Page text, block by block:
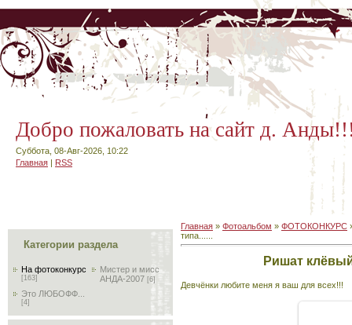
Добро пожаловать на сайт д.
Суббота, 08-Авг-2026, 10:22
Главная | RSS
Категории раздела
На фотоконкурс
[163]
Мистер и мисс
АНДА-2007 [6]
Это ЛЮБОФФ...
[4]
Главная » Фотоальбом » ФОТОКОНКУРС
типа......
Ришат
Девчёнки любите меня я ваш для всех!!!